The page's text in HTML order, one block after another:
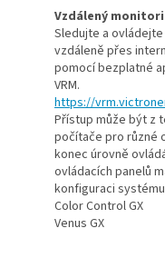
Vzdálený
Sledujte a
vzdáleně přes
pomocí bezplatné
VRM.
https://
Přístup může být z
počítače pro různé
konec úrovně
ovládacích panelů
konfiguraci
Color Control GX
Venus GX